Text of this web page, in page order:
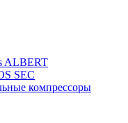
ALBERT
SEC
компрессоры